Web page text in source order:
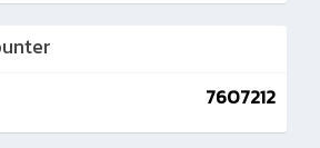
7607212